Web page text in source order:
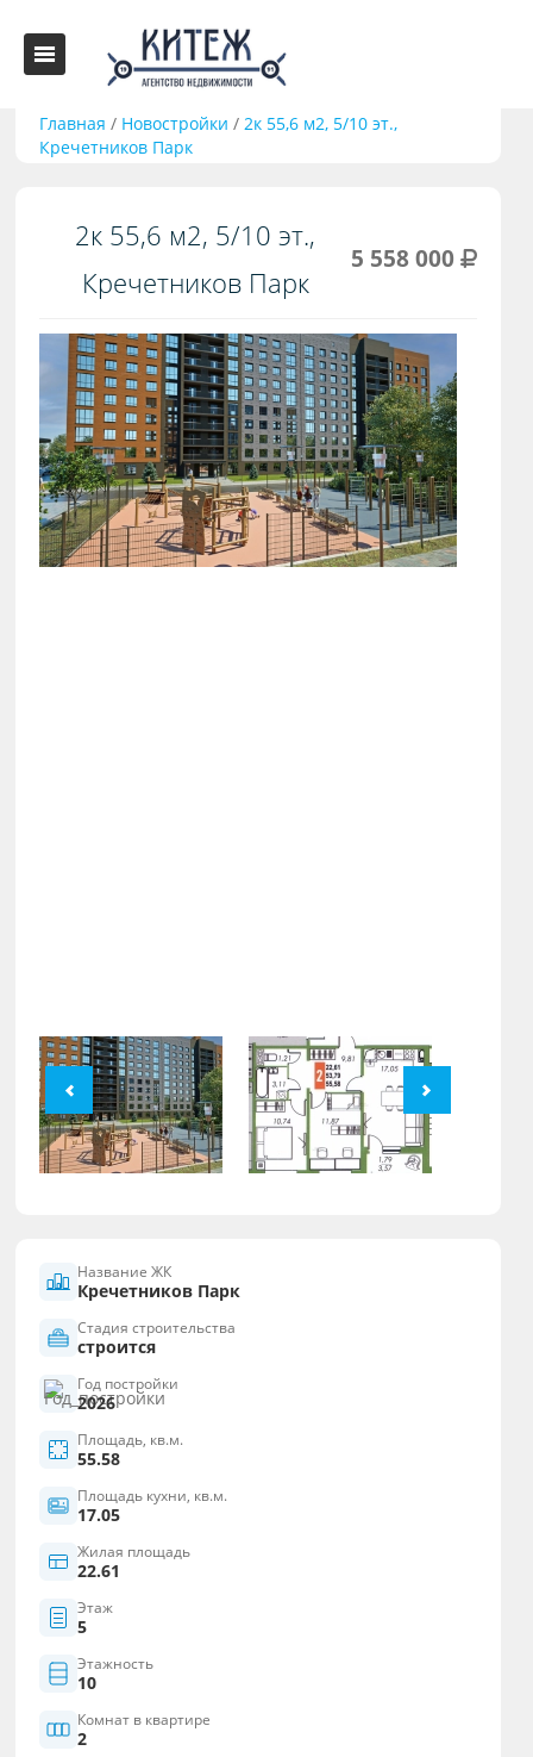
Главная / Новостройки /2к 55,6 м2, 5/10 эт.,
Кречетников Парк
2к 55,6 м2, 5/10 эт.,
Кречетников Парк
5 558 000
Название ЖК
Кречетников Парк
Стадия строительства
строится
Год постройки
2026
Площадь, кв.м.
55.58
Площадь кухни, кв.м.
17.05
Жилая площадь
22.61
Этаж
5
Этажность
10
Комнат в квартире
2